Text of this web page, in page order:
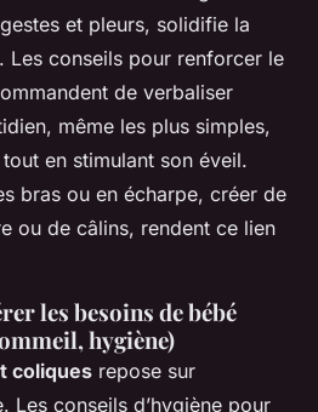
et pleurs, solidifie la
Les conseils pour renforcer le
de verbaliser
même les plus simples,
tout en stimulant son éveil.
bras ou en écharpe, créer de
ou de câlins, rendent ce lien
les besoins de bébé
hygiène)
coliques repose sur
Les conseils d’hygiène pour